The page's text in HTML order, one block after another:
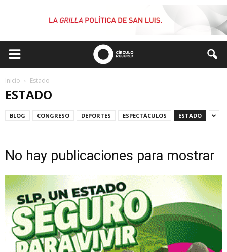
Inicio Estado
ESTADO
BLOG CONGRESO DEPORTES ESPECTÁCULOS ESTADO
No hay publicaciones para mostrar